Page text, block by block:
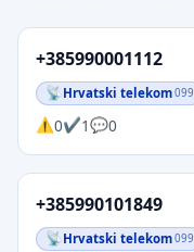
+385990001112
Hrvatski telekom099
0 1 0
+385990101849
Hrvatski telekom099